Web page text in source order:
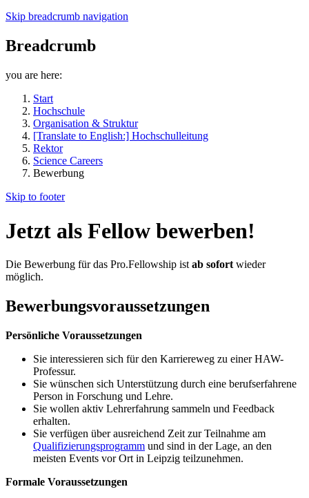
Skip breadcrumb navigation
Breadcrumb
you are here:
Start
Hochschule
Organisation & Struktur
[Translate to English:] Hochschulleitung
Rektor
Science Careers
Bewerbung
Skip to footer
Jetzt als Fellow bewerben!
Die Bewerbung für das Pro.Fellowship ist ab sofort wieder
möglich.
Bewerbungsvoraussetzungen
Persönliche Voraussetzungen
Sie interessieren sich für den Karriereweg zu einer HAW-
Professur.
Sie wünschen sich Unterstützung durch eine berufserfahrene
Person in Forschung und Lehre.
Sie wollen aktiv Lehrerfahrung sammeln und Feedback
erhalten.
Sie verfügen über ausreichend Zeit zur Teilnahme am
Qualifizierungsprogramm und sind in der Lage, an den
meisten Events vor Ort in Leipzig teilzunehmen.
Formale Voraussetzungen